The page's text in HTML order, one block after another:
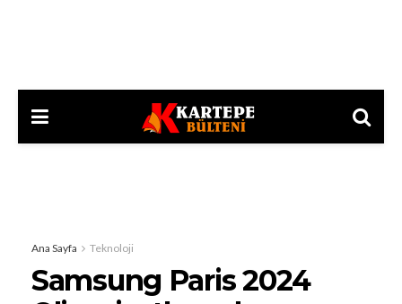
Ana Sayfa Teknoloji
Samsung Paris 2024